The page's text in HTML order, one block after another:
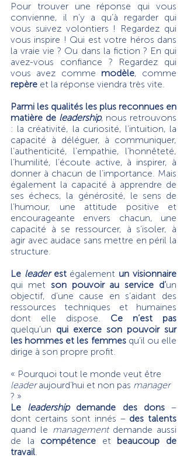
Pour trouver une réponse qui vous
convienne, il n’y a qu’à regarder qui
vous suivez volontiers ! Regardez qui
vous inspire ! Qui est votre héros dans
la vraie vie ? Ou dans la fiction ? En qui
avez-vous confiance ? Regardez qui
vous avez comme modèle
repère et la réponse viendra très vite.
Parmi les qualités les plus reconnues en
matière de leadership, nous retrouvons
: la créativité, la curiosité, l’intuition, la
capacité à déléguer, à communiquer,
l’authenticité, l’empathie, l’honnêteté,
l’humilité, l’écoute active, à inspirer, à
donner à chacun de l’importance. Mais
également la capacité à apprendre de
ses échecs, la générosité, le sens de
l’humour, une attitude positive et
encourageante envers chacun, une
capacité à se ressourcer, à s’isoler, à
agir avec audace sans mettre en péril la
structure.
Le leader est également un visionnaire
qui met son pouvoir au service d’un
objectif, d’une cause en s’aidant des
ressources techniques et humaines
dont elle dispose. Ce n’est pas
quelqu’un qui exerce son pouvoir sur
les hommes et les femmes qu’il ou elle
dirige à son propre profit.
« Pourquoi tout le monde veut être
leader aujourd’hui et non pas manager
? »
Le leadership demande des dons –
dont certains sont innés – des talents
quand le management demande aussi
de la compétence et beaucoup de
travail.